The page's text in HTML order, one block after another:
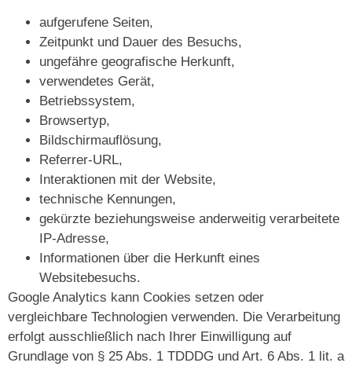
aufgerufene Seiten,
Zeitpunkt und Dauer des Besuchs,
ungefähre geografische Herkunft,
verwendetes Gerät,
Betriebssystem,
Browsertyp,
Bildschirmauflösung,
Referrer-URL,
Interaktionen mit der Website,
technische Kennungen,
gekürzte beziehungsweise anderweitig verarbeitete
IP-Adresse,
Informationen über die Herkunft eines
Websitebesuchs.
Google Analytics kann Cookies setzen oder
vergleichbare Technologien verwenden. Die Verarbeitung
erfolgt ausschließlich nach Ihrer Einwilligung auf
Grundlage von § 25 Abs. 1 TDDDG und Art. 6 Abs. 1 lit. a